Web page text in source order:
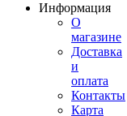
Информация
О
магазине
Доставка
и
оплата
Контакты
Карта